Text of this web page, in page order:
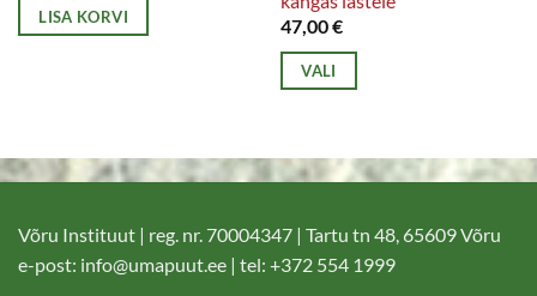
LISA KORVI
47,00€
VALI
on
varianti.
Valikuid
Võru Instituut | reg. nr. 70004347 | Tartu tn 48, 65609 Võru
e-post: info@umapuut.ee | tel: +372 554 1999